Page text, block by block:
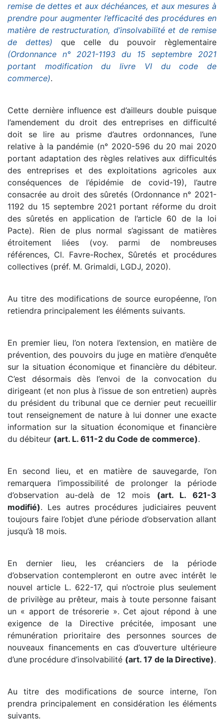
remise de dettes et aux déchéances, et aux mesures à
prendre pour augmenter l’efficacité des procédures en
matière de restructuration, d’insolvabilité et de remise
de dettes) que celle du pouvoir règlementaire
(Ordonnance n° 2021-1193 du 15 septembre 2021
portant modification du livre VI du code de
commerce).
Cette dernière influence est d’ailleurs double puisque
l’amendement du droit des entreprises en difficulté
doit se lire au prisme d’autres ordonnances, l’une
relative à la pandémie (n° 2020-596 du 20 mai 2020
portant adaptation des règles relatives aux difficultés
des entreprises et des exploitations agricoles aux
conséquences de l’épidémie de covid-19), l’autre
consacrée au droit des sûretés (Ordonnance n° 2021-
1192 du 15 septembre 2021 portant réforme du droit
des sûretés en application de l’article 60 de la loi
Pacte). Rien de plus normal s’agissant de matières
étroitement liées (voy. parmi de nombreuses
références, Cl. Favre-Rochex, Sûretés et procédures
collectives (préf. M. Grimaldi, LGDJ, 2020).
Au titre des modifications de source européenne, l’on
retiendra principalement les éléments suivants.
En premier lieu, l’on notera l’extension, en matière de
prévention, des pouvoirs du juge en matière d’enquête
sur la situation économique et financière du débiteur.
C’est désormais dès l’envoi de la convocation du
dirigeant (et non plus à l’issue de son entretien) auprès
du président du tribunal que ce dernier peut recueillir
tout renseignement de nature à lui donner une exacte
information sur la situation économique et financière
du débiteur (art. L. 611-2 du Code de commerce).
En second lieu, et en matière de sauvegarde, l’on
remarquera l’impossibilité de prolonger la période
d’observation au-delà de 12 mois (art. L. 621-3
modifié). Les autres procédures judiciaires peuvent
toujours faire l’objet d’une période d’observation allant
jusqu’à 18 mois.
En dernier lieu, les créanciers de la période
d’observation contempleront en outre avec intérêt le
nouvel article L. 622-17, qui n’octroie plus seulement
de privilège au prêteur, mais à toute personne faisant
un « apport de trésorerie ». Cet ajout répond à une
exigence de la Directive précitée, imposant une
rémunération prioritaire des personnes sources de
nouveaux financements en cas d’ouverture ultérieure
d’une procédure d’insolvabilité (art. 17 de la Directive).
Au titre des modifications de source interne, l’on
prendra principalement en considération les éléments
suivants.